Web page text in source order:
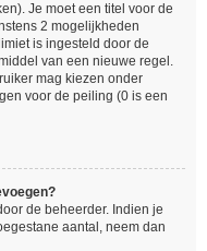
Je moet een titel voor de
2 mogelijkheden
is ingesteld door de
van een nieuwe regel.
mag kiezen onder
voor de peiling (0 is een
de beheerder. Indien je
aantal, neem dan